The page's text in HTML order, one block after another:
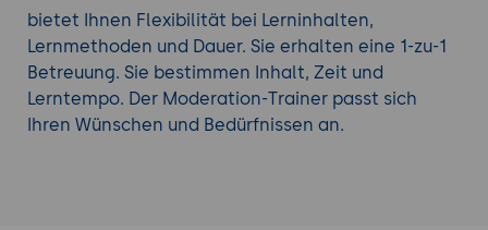
bietet Ihnen Flexibilität bei Lerninhalten,
Lernmethoden und Dauer. Sie erhalten eine 1-zu-1
Betreuung. Sie bestimmen Inhalt, Zeit und
Lerntempo. Der Moderation-Trainer passt sich
Ihren Wünschen und Bedürfnissen an.